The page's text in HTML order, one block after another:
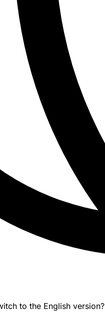
to the English version?